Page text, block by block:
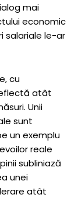
mai
economic
salariale le-ar
cu
atât
Unii
sunt
un exemplu
reale
subliniază
unei
atât